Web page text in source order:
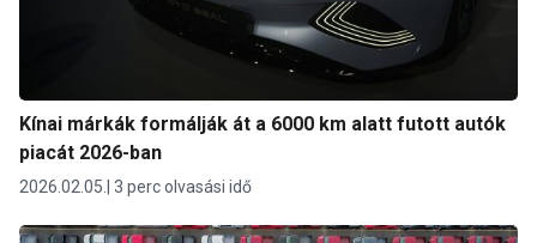
Kínai márkák formálják át a 6000 km alatt futott autók
piacát 2026-ban
2026.02.05. 3 perc olvasási idő